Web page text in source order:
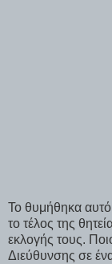
Το θυμήθηκα αυτό
το τέλος της
εκλογής τους.
Διεύθυνσης σε